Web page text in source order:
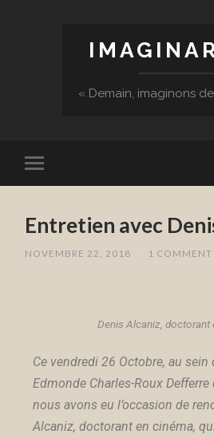
« Demain, imaginons
Entretien avec
NOVEMBRE 22, 2018 1 COMMENT
Denis Alcaniz, doctorant
Ce vendredi 26 Octobre, au
Edmonde Charles-Roux Defferre
nous avons eu l’occasion de
Alcaniz, doctorant en cinéma,